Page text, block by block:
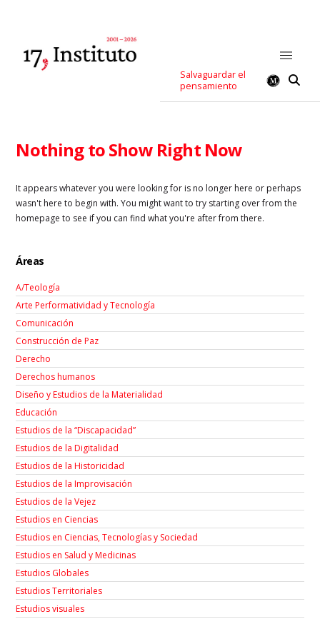
Salvaguardar el
pensamiento
Nothing to Show Right Now
It appears whatever you were looking for is no longer here or perhaps
wasn't here to begin with. You might want to try starting over from the
homepage to see if you can find what you're after from there.
Áreas
A/Teología
Arte Performatividad y Tecnología
Comunicación
Construcción de Paz
Derecho
Derechos humanos
Diseño y Estudios de la Materialidad
Educación
Estudios de la “Discapacidad”
Estudios de la Digitalidad
Estudios de la Historicidad
Estudios de la Improvisación
Estudios de la Vejez
Estudios en Ciencias
Estudios en Ciencias, Tecnologías y Sociedad
Estudios en Salud y Medicinas
Estudios Globales
Estudios Territoriales
Estudios visuales